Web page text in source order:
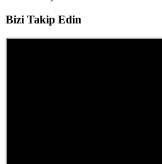
Bizi Takip Edin